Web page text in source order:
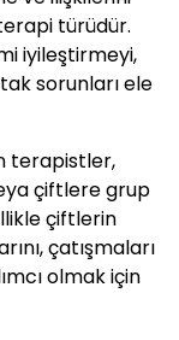
türüdür.
iyileştirmeyi,
sorunları ele
terapistler,
çiftlere grup
çiftlerin
çatışmaları
olmak için